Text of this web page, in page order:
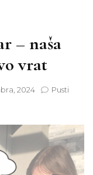
– naša
vrat
2024
Pusti